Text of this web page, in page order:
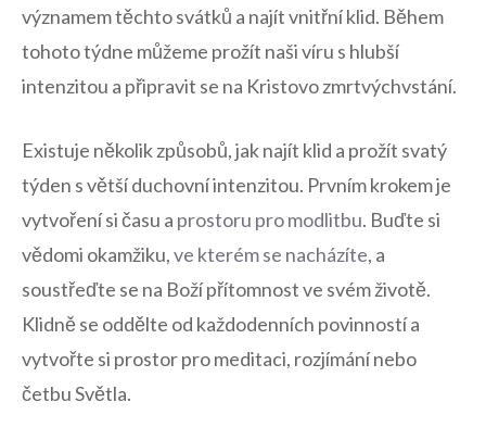
významem ⁣těchto svátků ⁤a najít vnitřní klid.⁣ Během
tohoto týdne můžeme prožít naši víru s hlubší
intenzitou ⁢a připravit se⁤ na Kristovo zmrtvýchvstání.
Existuje​ několik způsobů, jak najít klid ‌a prožít ‍svatý⁢
týden s větší duchovní intenzitou. Prvním krokem je
vytvoření si času a prostoru pro modlitbu. Buďte si
vědomi okamžiku,ve kterém se nacházíte, ​a
soustřeďte se na Boží ⁤přítomnost ve svém⁢ životě.
Klidně se‍ oddělte od každodenních povinností a
‍vytvořte si prostor pro meditaci, rozjímání nebo
četbu Světla.